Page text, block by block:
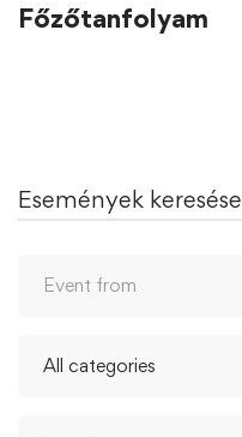
Események keresése
Főzőtanfolyam